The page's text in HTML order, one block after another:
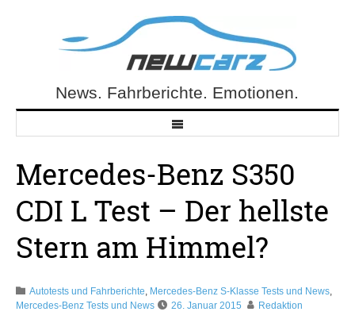
NewCarz.deNews. Fahrberichte. Emotionen.
Mercedes-Benz S350
CDI L Test – Der hellste
Stern am Himmel?
Autotests und Fahrberichte, Mercedes-Benz S-Klasse Tests und News,
Mercedes-Benz Tests und News
26. Januar 2015 Redaktion